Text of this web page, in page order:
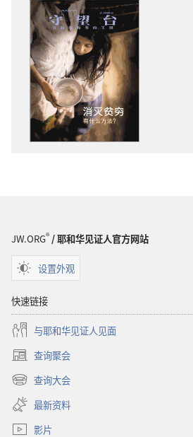
JW.ORG®/ 耶和华见证人官方网站
设置外观
快速链接
与耶和华见证人见面
查询聚会
（打
开
新
窗
口）
查询大会
（打
开
新
窗
最新资料
影片